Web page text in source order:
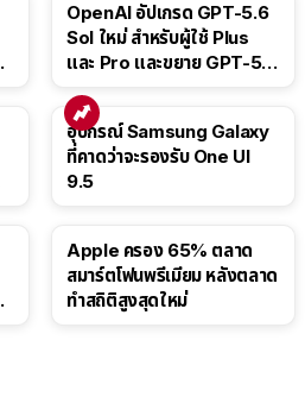
OpenAI อัปเกรด GPT-5.6
Sol ใหม่ สำหรับผู้ใช้ Plus
และ Pro และขยาย GPT-5.6
อุปกรณ์ Samsung Galaxy
ที่คาดว่าจะรองรับ One UI
9.5
Apple ครอง 65% ตลาด
สมาร์ตโฟนพรีเมียม หลังตลาด
ทำสถิติสูงสุดใหม่